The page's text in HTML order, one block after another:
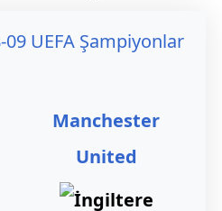
09 UEFA Şampiyonlar
Manchester
United